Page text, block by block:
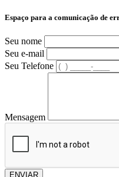
Espaço para a comunicação de
Seu nome
Seu e-mail
Seu Telefone
Mensagem
ENVIAR